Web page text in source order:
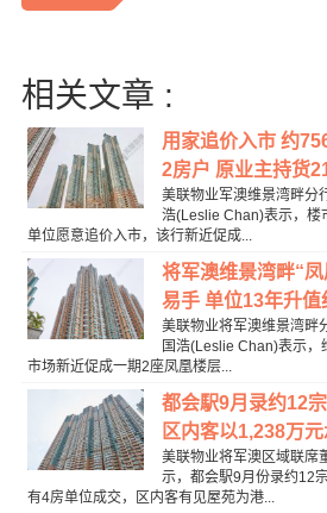
相关文章 :
用家追价入市 约
2房户 原业主持货
美联物业军澳维景湾畔分
浩(Leslie Chan)表示，楼
单位愿意追价入市，该行新近促成...
将军澳维景湾畔“
易手 单位13年升值
美联物业将军澳维景湾畔
国浩(Leslie Chan)表示，
市场新近促成一期2座凤凰楼层...
都会駅9月录约12
区内客以1,238万元
美联物业将军澳区域联席
示，都会駅9月份录约12
有4房单位成交，区内客有见屋苑为港...